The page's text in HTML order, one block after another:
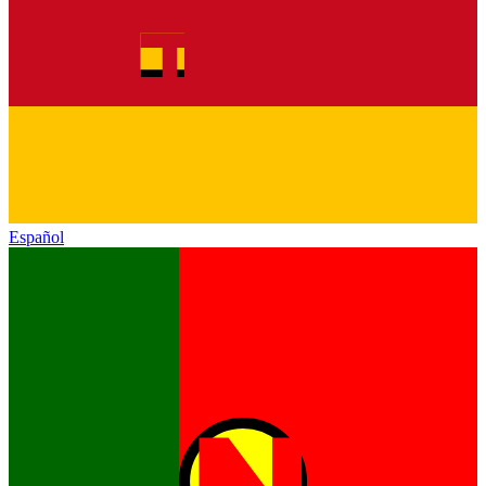
Español